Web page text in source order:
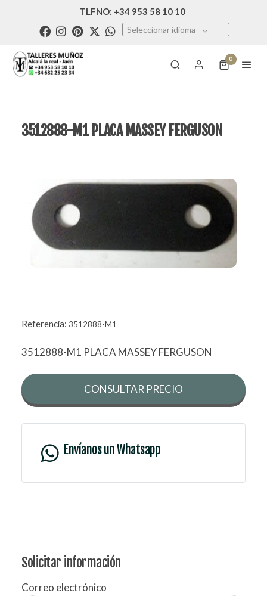
TLFNO: +34 953 58 10 10
Seleccionar idioma
0
3512888-M1 PLACA MASSEY FERGUSON
Referencia: 3512888-M1
3512888-M1 PLACA MASSEY FERGUSON
CONSULTAR PRECIO
Envíanos un Whatsapp
Solicitar información
Correo electrónico